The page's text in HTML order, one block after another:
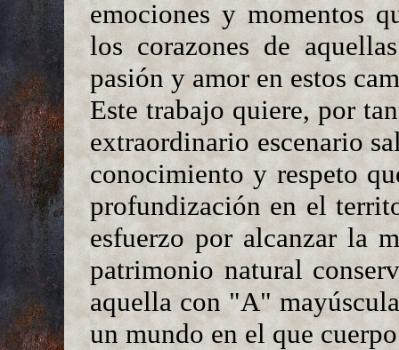
emociones y momentos
los corazones de
pasión y amor en estos
Este trabajo quiere, por
extraordinario escenario
conocimiento y respeto
profundización en el
esfuerzo por alcanzar la
patrimonio natural
aquella con "A"
un mundo en el que